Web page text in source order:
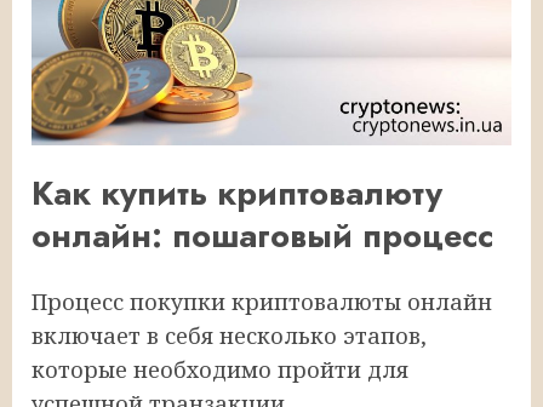
Как купить криптовалюту
онлайн: пошаговый процесс
Процесс покупки криптовалюты онлайн
включает в себя несколько этапов,
которые необходимо пройти для